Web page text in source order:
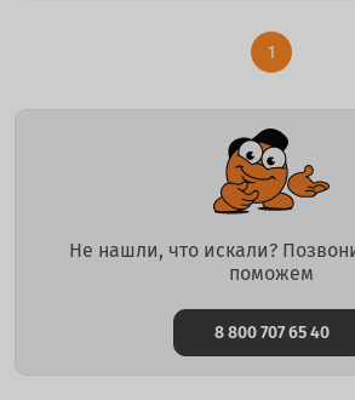
1
Не нашли, что искали?
поможем
8 800 707 65 40